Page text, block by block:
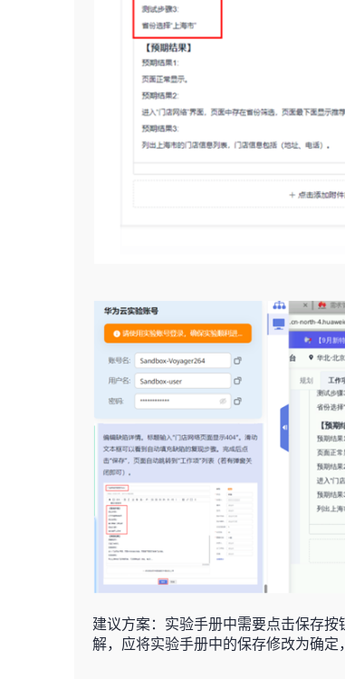
建议方案：实验手册中需要点击保存
解，应将实验手册中的保存修改为确定